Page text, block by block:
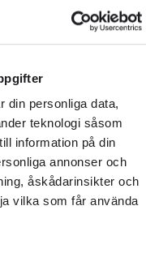
din personliga data,
teknologi såsom
information på din
annonser och
åskådarinsikter och
vilka som får använda
förlorare när
med sig själv.
gör stora
som
av nedläggning.
•
rädda
faller sönder